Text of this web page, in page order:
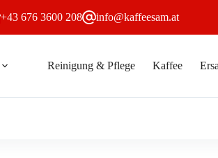
+43 676 3600 208 info@kaffeesam.at
Reinigung & Pflege Kaffee